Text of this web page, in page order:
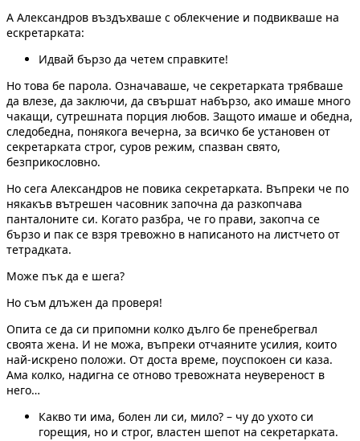
А Александров въздъхваше с облекчение и подвикваше на
ескретарката:
Идвай бързо да четем справките!
Но това бе парола. Означаваше, че секретарката трябваше
да влезе, да заключи, да свършат набързо, ако имаше много
чакащи, сутрешната порция любов. Защото имаше и обедна,
следобедна, понякога вечерна, за всичко бе установен от
секретарката строг, суров режим, спазван свято,
безприкословно.
Но сега Александров не повика секретарката. Въпреки че по
някакъв вътрешен часовник започна да разкопчава
панталоните си. Когато разбра, че го прави, закопча се
бързо и пак се взря тревожно в написаното на листчето от
тетрадката.
Може пък да е шега?
Но съм длъжен да проверя!
Опита се да си припомни колко дълго бе пренебрегвал
своята жена. И не можа, въпреки отчаяните усилия, които
най-искрено положи. От доста време, поуспокоен си каза.
Ама колко, надигна се отново тревожната неувереност в
него…
Какво ти има, болен ли си, мило? – чу до ухото си
горещия, но и строг, властен шепот на секретарката.